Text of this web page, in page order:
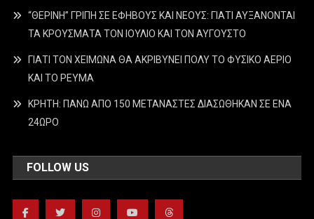
“ΘΕΡΙΝΗ” ΓΡΙΠΗ ΣΕ ΕΦΗΒΟΥΣ ΚΑΙ ΝΕΟΥΣ: ΓΙΑΤΙ ΑΥΞΑΝΟΝΤΑΙ
ΤΑ ΚΡΟΥΣΜΑΤΑ ΤΟΝ ΙΟΥΛΙΟ ΚΑΙ ΤΟΝ ΑΥΓΟΥΣΤΟ
ΓΙΑΤΙ ΤΟΝ ΧΕΙΜΩΝΑ ΘΑ ΑΚΡΙΒΥΝΕΙ ΠΟΛΥ ΤΟ ΦΥΣΙΚΟ ΑΕΡΙΟ
ΚΑΙ ΤΟ ΡΕΥΜΑ
ΚΡΗΤΗ: ΠΑΝΩ ΑΠΟ 150 ΜΕΤΑΝΑΣΤΕΣ ΔΙΑΣΩΘΗΚΑΝ ΣΕ ΕΝΑ
24ΩΡΟ
FOLLOW US